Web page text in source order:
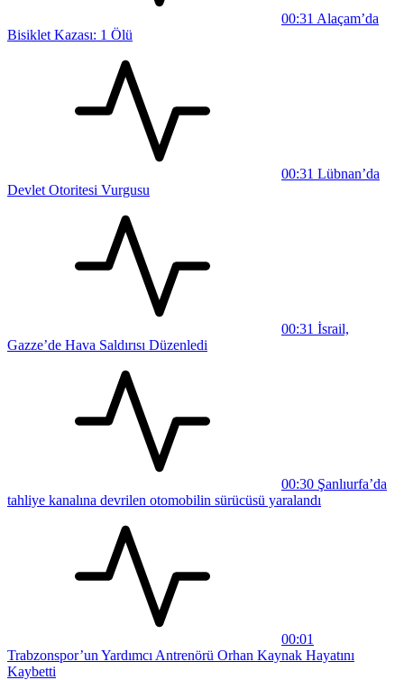
00:31 Alaçam’da
Bisiklet Kazası: 1 Ölü
00:31 Lübnan’da
Devlet Otoritesi Vurgusu
00:31 İsrail,
Gazze’de Hava Saldırısı Düzenledi
00:30 Şanlıurfa’da
tahliye kanalına devrilen otomobilin sürücüsü yaralandı
00:01
Trabzonspor’un Yardımcı Antrenörü Orhan Kaynak Hayatını
Kaybetti